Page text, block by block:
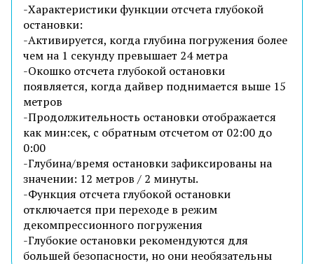
-Характеристики функции отсчета глубокой
остановки:
-Активируется, когда глубина погружения более
чем на 1 секунду превышает 24 метра
-Окошко отсчета глубокой остановки
появляется, когда дайвер поднимается выше 15
метров
-Продолжительность остановки отображается
как мин:сек, с обратным отсчетом от 02:00 до
0:00
-Глубина/время остановки зафиксированы на
значении: 12 метров / 2 минуты.
-Функция отсчета глубокой остановки
отключается при переходе в режим
декомпрессионного погружения
-Глубокие остановки рекомендуются для
большей безопасности, но они необязательны